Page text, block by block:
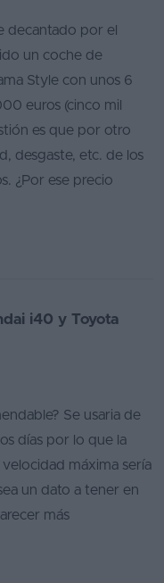
decantado por el
un coche de
Style con unos 6
euros (cinco mil
es que por otro
desgaste, etc. de los
¿Por ese precio
i40 y Toyota
Se usaria de
días por lo que la
máxima sería
un dato a tener en
más